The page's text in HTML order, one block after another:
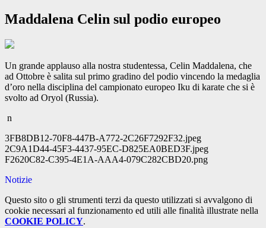
Maddalena Celin sul podio europeo
Un grande applauso alla nostra studentessa, Celin Maddalena, che
ad Ottobre è salita sul primo gradino del podio vincendo la medaglia
d’oro nella disciplina del campionato europeo Iku di karate che si è
svolto ad Oryol (Russia).
n
3FB8DB12-70F8-447B-A772-2C26F7292F32.jpeg
2C9A1D44-45F3-4437-95EC-D825EA0BED3F.jpeg
F2620C82-C395-4E1A-AAA4-079C282CBD20.png
Notizie
Questo sito o gli strumenti terzi da questo utilizzati si avvalgono di
cookie necessari al funzionamento ed utili alle finalità illustrate nella
COOKIE POLICY.